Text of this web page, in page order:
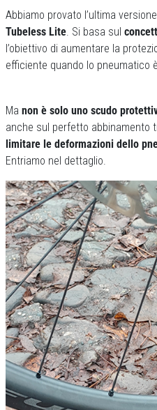
Abbiamo provato l’ultima versione
Tubeless Lite. Si basa sul
l’obiettivo di aumentare la
efficiente quando lo pneumatico
Ma non è solo uno scudo
anche sul perfetto abbinamento
limitare le deformazioni dello
Entriamo nel dettaglio.